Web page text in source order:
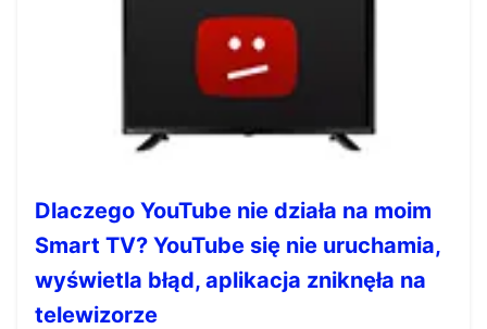
Dlaczego YouTube nie działa na moim
Smart TV? YouTube się nie uruchamia,
wyświetla błąd, aplikacja zniknęła na
telewizorze